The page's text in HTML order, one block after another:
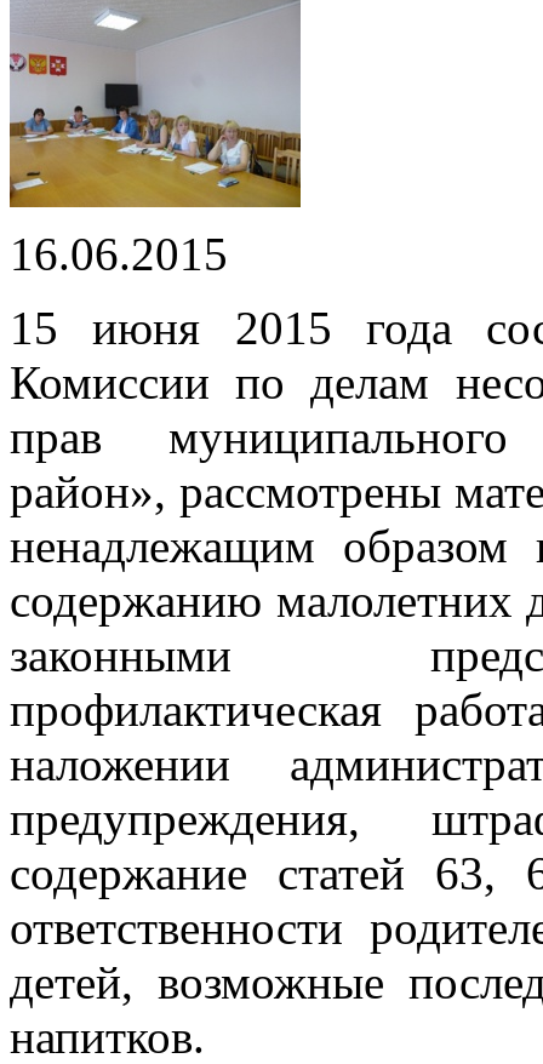
16.06.2015
15 июня 2015 года
Комиссии по делам
прав
район», рассмотрены
ненадлежащим образом
содержанию малолетних
законными
профилактическая
наложении
предупреждения,
содержание статей
ответственности
детей, возможные
напитков.